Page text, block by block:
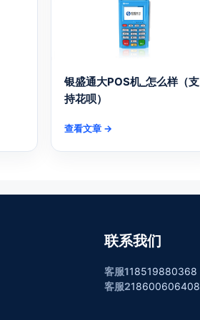
银盛通大POS机_怎么样（支
持花呗）
查看文章 →
联系我们
客服118519880368
客服218600606408